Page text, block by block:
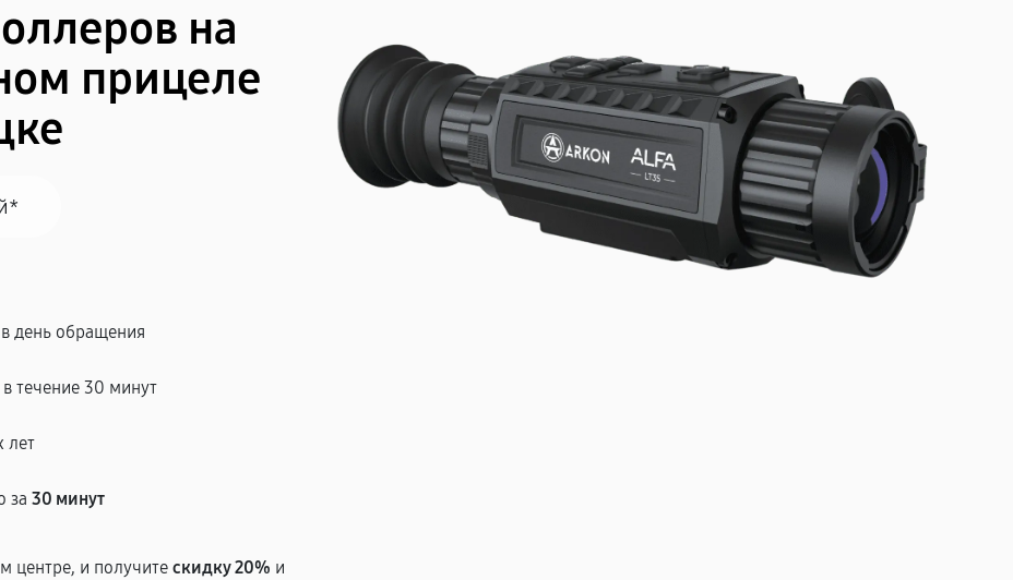
на
прицеле
день обращения
в течение 30 минут
лет
за30 минут
центре, и получитескидку 20% и